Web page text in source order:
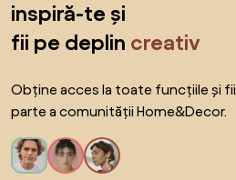
inspiră-te și
fii pe deplin creativ
Obține acces la toate funcțiile și fii
parte a comunității Home&Decor.